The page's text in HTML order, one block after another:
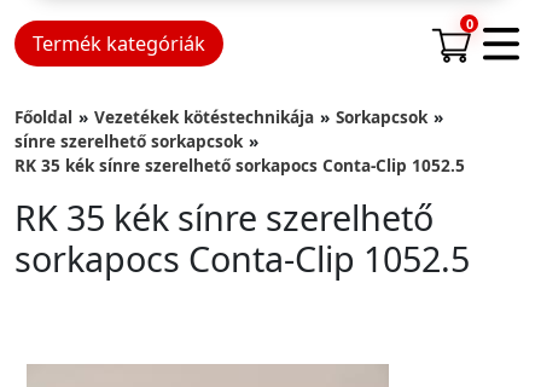
Termék kategóriák
0
Főoldal Vezetékek kötéstechnikája
Sorkapcsok
sínre szerelhető sorkapcsok
RK 35 kék sínre szerelhető sorkapocs Conta-Clip 1052.5
RK 35 kék sínre szerelhető
sorkapocs Conta-Clip 1052.5